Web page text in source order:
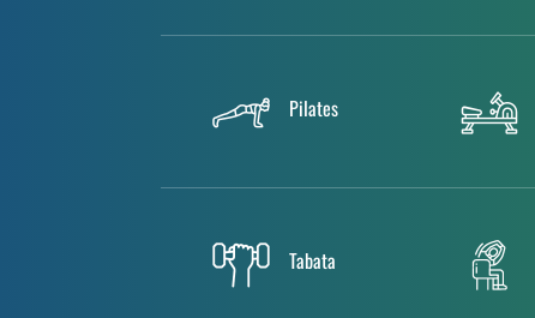
Pilates
Tabata